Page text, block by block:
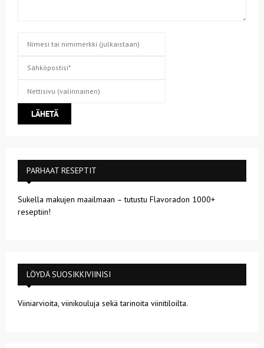
PARHAAT RESEPTIT
Sukella makujen maailmaan – tutustu Flavoradon 1000+
reseptiin!
LÖYDÄ SUOSIKKIVIINISI
Viiniarvioita, viinikouluja sekä tarinoita viinitiloilta.